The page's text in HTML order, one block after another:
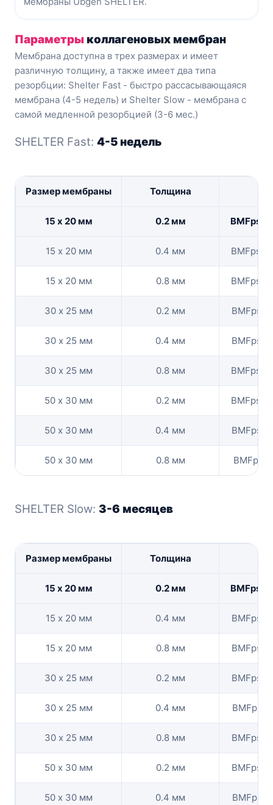
Параметры коллагеновых мембран
Мембрана доступна в трех размерах и имеет
различную толщину, а также имеет два типа
резорбции: Shelter Fast - быстро рассасывающаяся
мембрана (4-5 недель) и Shelter Slow - мембрана с
самой медленной резорбцией (3-6 мес.)
SHELTER Fast: 4-5 недель
Размер мембраны Толщина
15 х 20 мм 0.2 мм
15 х 20 мм 0.4 мм
15 х 20 мм 0.8 мм
30 х 25 мм 0.2 мм
30 х 25 мм 0.4 мм
30 х 25 мм 0.8 мм
50 х 30 мм 0.2 мм
50 х 30 мм 0.4 мм
50 х 30 мм 0.8 мм
SHELTER Slow: 3-6 месяцев
Размер мембраны Толщина
15 х 20 мм 0.2 мм
15 х 20 мм 0.4 мм
15 х 20 мм 0.8 мм
30 х 25 мм 0.2 мм
30 х 25 мм 0.4 мм
30 х 25 мм 0.8 мм
50 х 30 мм 0.2 мм
50 х 30 мм 0.4 мм